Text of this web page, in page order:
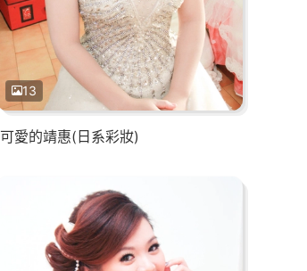
13
可愛的靖惠(日系彩妝)